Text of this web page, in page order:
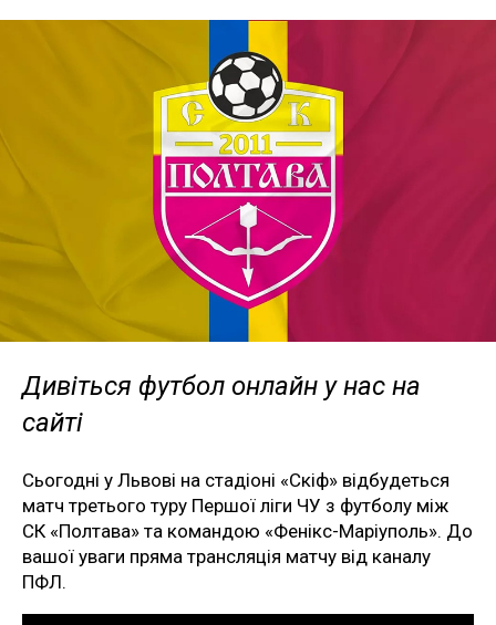
Дивіться футбол онлайн у нас на
сайті
Сьогодні у Львові на стадіоні «Скіф» відбудеться
матч третього туру Першої ліги ЧУ з футболу між
СК «Полтава» та командою «Фенікс-Маріуполь». До
вашої уваги пряма трансляція матчу від каналу
ПФЛ.